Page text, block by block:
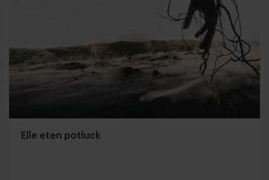
Elle eten potluck